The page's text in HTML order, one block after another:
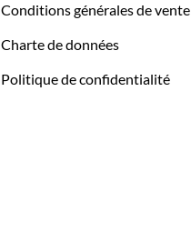
Conditions générales de vente
Charte de données
Politique de confidentialité